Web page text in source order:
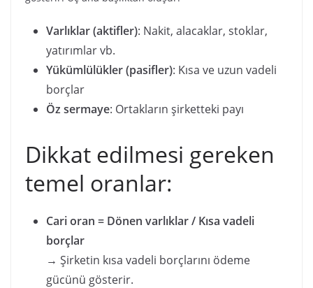
Varlıklar (aktifler): Nakit, alacaklar, stoklar,
yatırımlar vb.
Yükümlülükler (pasifler): Kısa ve uzun vadeli
borçlar
Öz sermaye: Ortakların şirketteki payı
Dikkat edilmesi gereken
temel oranlar:
Cari oran = Dönen varlıklar / Kısa vadeli
borçlar
→ Şirketin kısa vadeli borçlarını ödeme
gücünü gösterir.